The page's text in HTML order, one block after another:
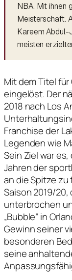
NBA. Mit ihnen
Meisterschaft.
Kareem Abdul-
meisten
Mit dem Titel
eingelöst. Der
2018 nach Los
Franchise der
Legenden wie
Sein Ziel war
Jahren der
an die Spitze zu
Saison 2019/20,
unterbrochen
„Bubble“ in
Gewinn seiner
besonderen
seine